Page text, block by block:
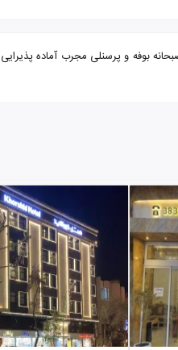
تضمین بهترین قیمت. هتل میبد 2 ستاره همراه با سرو